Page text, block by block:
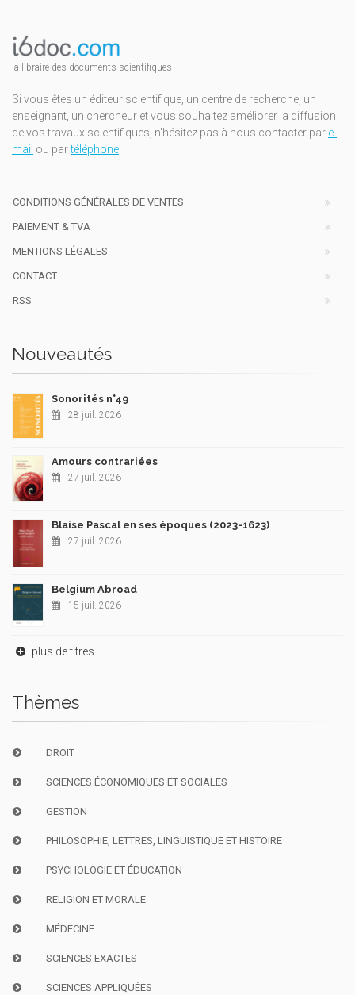
la libraire des documents scientifiques
Si vous êtes un éditeur scientifique, un centre de recherche, un
enseignant, un chercheur et vous souhaitez améliorer la diffusion
de vos travaux scientifiques, n'hésitez pas à nous contacter par e-
mail ou partéléphone.
CONDITIONS GÉNÉRALES DE VENTES
PAIEMENT & TVA
MENTIONS LÉGALES
CONTACT
RSS
Nouveautés
Sonorités n°49
28 juil. 2026
Amours contrariées
27 juil. 2026
Blaise Pascal en ses époques (2023-1623)
27 juil. 2026
Belgium Abroad
15 juil. 2026
plus de titres
Thèmes
DROIT
SCIENCES ÉCONOMIQUES ET SOCIALES
GESTION
PHILOSOPHIE, LETTRES, LINGUISTIQUE ET HISTOIRE
PSYCHOLOGIE ET ÉDUCATION
RELIGION ET MORALE
MÉDECINE
SCIENCES EXACTES
SCIENCES APPLIQUÉES